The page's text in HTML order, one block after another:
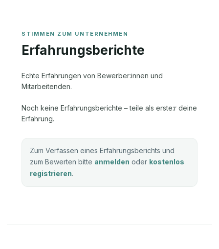
Erfahrungsberichte
Echte Erfahrungen von Bewerber:innen und
Mitarbeitenden.
Noch keine Erfahrungsberichte – teile als erste:r deine
Erfahrung.
Zum Verfassen eines Erfahrungsberichts und
zum Bewerten bitte anmelden oder kostenlos
registrieren.